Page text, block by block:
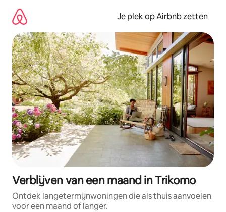
direct
naar
inhoud
Je plek op Airbnb zetten
Verblijven van een maand in Trikomo
Ontdek langetermijnwoningen die als thuis aanvoelen
voor een maand of langer.